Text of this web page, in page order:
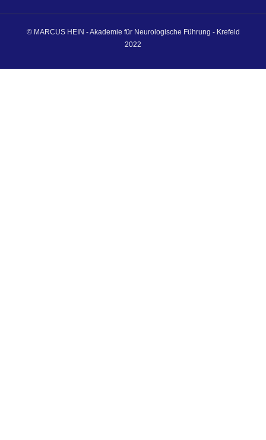
© MARCUS HEIN - Akademie für Neurologische Führung - Krefeld
2022